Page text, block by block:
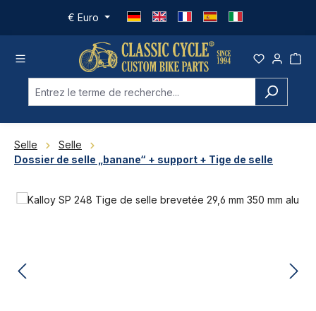
Passer au contenu principal
€ Euro
Selle
Selle
Dossier de selle „banane“ + support + Tige de selle
Ignorer la galerie d'images